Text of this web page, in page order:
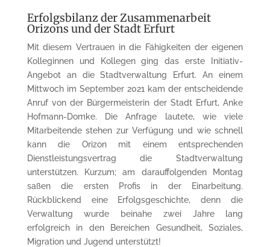
Erfolgsbilanz der Zusammenarbeit
Orizons und der Stadt Erfurt
Mit diesem Vertrauen in die Fähigkeiten der eigenen
Kolleginnen und Kollegen ging das erste Initiativ-
Angebot an die Stadtverwaltung Erfurt. An einem
Mittwoch im September 2021 kam der entscheidende
Anruf von der Bürgermeisterin der Stadt Erfurt, Anke
Hofmann-Domke. Die Anfrage lautete, wie viele
Mitarbeitende stehen zur Verfügung und wie schnell
kann die Orizon mit einem entsprechenden
Dienstleistungsvertrag die Stadtverwaltung
unterstützen. Kurzum; am darauffolgenden Montag
saßen die ersten Profis in der Einarbeitung.
Rückblickend eine Erfolgsgeschichte, denn die
Verwaltung wurde beinahe zwei Jahre lang
erfolgreich in den Bereichen Gesundheit, Soziales,
Migration und Jugend unterstützt!